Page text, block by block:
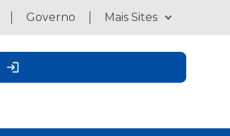
Governo Mais Sites